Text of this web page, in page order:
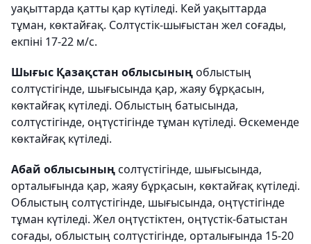
уақыттарда қатты қар күтіледі. Кей уақыттарда
тұман, көктайғақ. Солтүстік-шығыстан жел соғады,
екпіні 17-22 м/с.
Шығыс Қазақстан облысыныңоблыстың
солтүстігінде, шығысында қар, жаяу бұрқасын,
көктайғақ күтіледі. Облыстың батысында,
солтүстігінде, оңтүстігінде тұман күтіледі. Өскеменде
көктайғақ күтіледі.
Абай облысыныңсолтүстігінде, шығысында,
орталығында қар, жаяу бұрқасын, көктайғақ күтіледі.
Облыстың солтүстігінде, шығысында, оңтүстігінде
тұман күтіледі. Жел оңтүстіктен, оңтүстік-батыстан
соғады, облыстың солтүстігінде, орталығында 15-20